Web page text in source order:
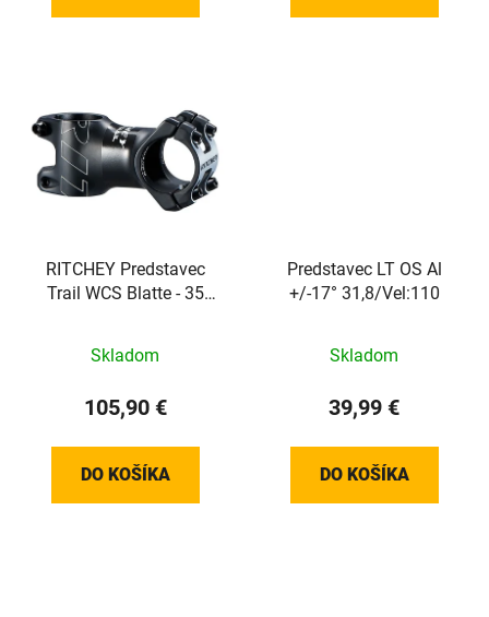
RITCHEY Predstavec
Trail WCS Blatte - 35
Skladom
105,90 €
DO KOŠÍKA
Predstavec LT OS Al
+/-17° 31,8/Vel:110
Skladom
39,99 €
DO KOŠÍKA